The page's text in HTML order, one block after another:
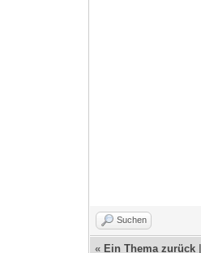
Suchen
« Ein Thema zurück